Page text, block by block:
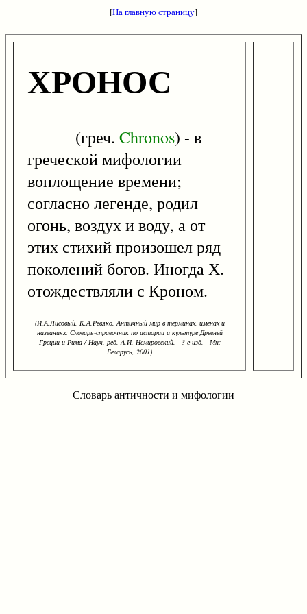
[На главную страницу]
ХРОНОС
(греч. Chronos) - в
греческой мифологии
воплощение времени;
согласно легенде, родил
огонь, воздух и воду, а от
этих стихий произошел ряд
поколений богов. Иногда Х.
отождествляли с Кроном.
(И.А.Лисовый, К.А.Ревяко. Античный мир в терминах, именах и
названиях: Словарь-справочник по истории и культуре Древней
Греции и Рима / Науч. ред. А.И. Немировский. - 3-е изд. - Мн:
Беларусь, 2001)
Словарь античности и мифологии